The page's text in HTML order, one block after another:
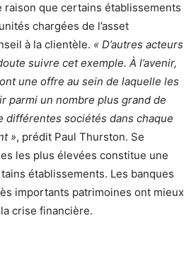
raison que certains établissements
chargées de l’asset
à la clientèle. « D’autres acteurs
suivre cet exemple. À l’avenir,
une offre au sein de laquelle les
parmi un nombre plus grand de
différentes sociétés dans chaque
», prédit Paul Thurston. Se
les plus élevées constitue une
établissements. Les banques
importants patrimoines ont mieux
crise financière.